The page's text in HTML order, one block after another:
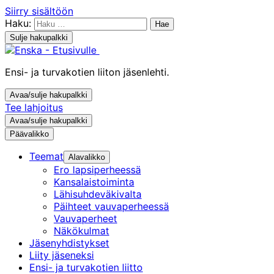
Siirry sisältöön
Haku:
Sulje hakupalkki
Ensi- ja turvakotien liiton jäsenlehti.
Avaa/sulje hakupalkki
Tee lahjoitus
Avaa/sulje hakupalkki
Päävalikko
Teemat Alavalikko
Ero lapsiperheessä
Kansalaistoiminta
Lähisuhdeväkivalta
Päihteet vauvaperheessä
Vauvaperheet
Näkökulmat
Jäsenyhdistykset
Liity jäseneksi
Ensi- ja turvakotien liitto